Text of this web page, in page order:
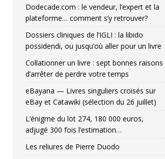
Dodecade.com : le vendeur, l’expert et la
plateforme… comment s’y retrouver?
Dossiers cliniques de l’IGLI : la libido
possidendi, ou jusqu’où aller pour un livre
Collationner un livre : sept bonnes raisons
d’arrêter de perdre votre temps
eBayana — Livres singuliers croisés sur
eBay et Catawiki (sélection du 26 juillet)
L’énigme du lot 274, 180 000 euros,
adjugé 300 fois l’estimation…
Les reliures de Pierre Duodo